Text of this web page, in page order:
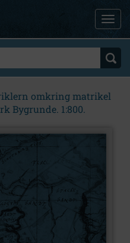
omkring matrikel
Bygrunde. 1:800.